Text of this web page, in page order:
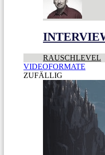
RAUSCHLEVEL
VIDEOFORMATE
ZUFÄLLIG